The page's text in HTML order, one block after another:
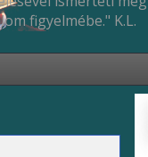
figyelmébe." K.L.